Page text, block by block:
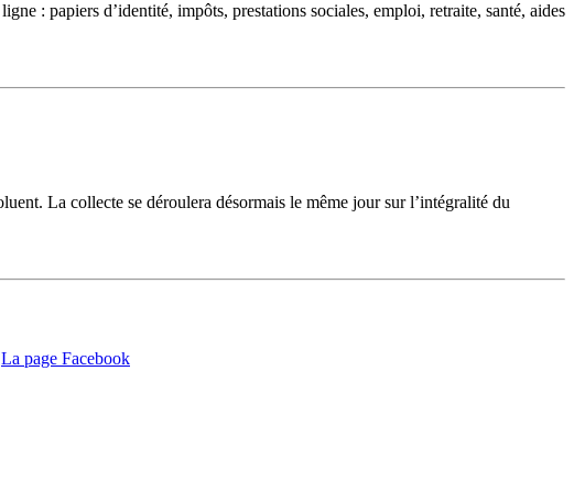
: papiers d’identité, impôts, prestations sociales, emploi, retraite, santé, aides
La collecte se déroulera désormais le même jour sur l’intégralité du
La page Facebook